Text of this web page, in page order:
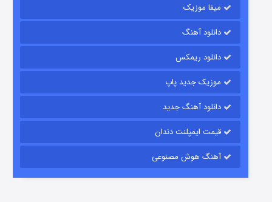
قسمت۱۵ (دوبله) منتشر شد
زیرزمین
میفا موزیک
دانلود آهنگ
دانلود ریمکس
موزیک جدید پاپ
دانلود آهنگ جدید
قیمت ایمپلنت دندان
آهنگ هوش مصنوعی